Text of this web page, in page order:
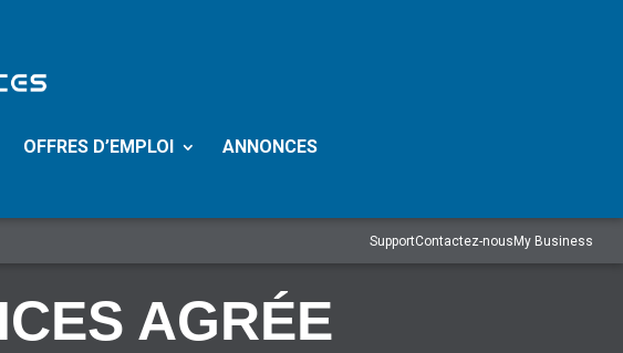
OFFRES D’EMPLOI ANNONCES
SupportContactez-nousMy Business
AGRÉE